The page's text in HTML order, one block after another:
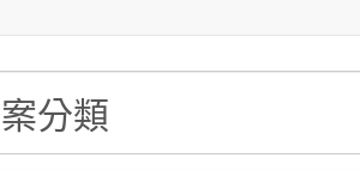
第4招)
第1學期第7次代
12招)
桃園市115學年
生本土語及新住
「桃園市115學